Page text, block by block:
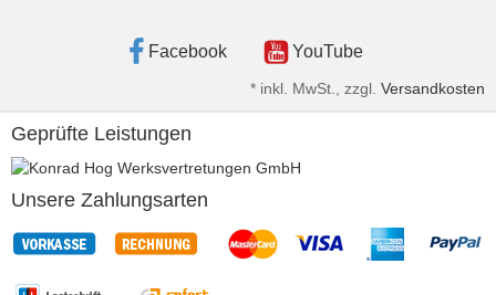
Facebook YouTube
* inkl. MwSt., zzgl. Versandkosten
Geprüfte Leistungen
Unsere Zahlungsarten